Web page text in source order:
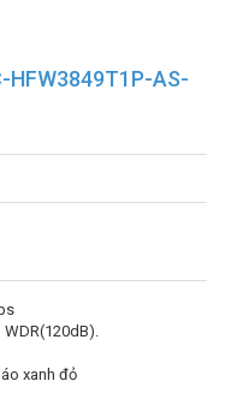
HFW3849T1P-AS-
xanh đỏ